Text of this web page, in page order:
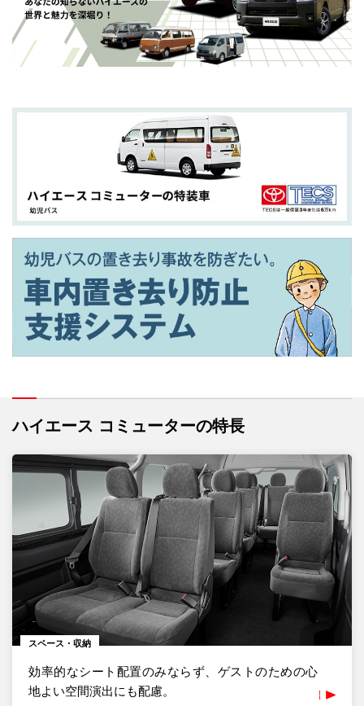
ハイエース コミューターの特長
スペース・収納
効率的なシート配置のみならず、ゲストのための心
地よい空間演出にも配慮。